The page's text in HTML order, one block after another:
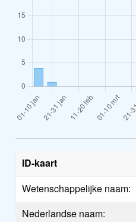
ID-kaart
Wetenschappelijke naam:
Nederlandse naam: